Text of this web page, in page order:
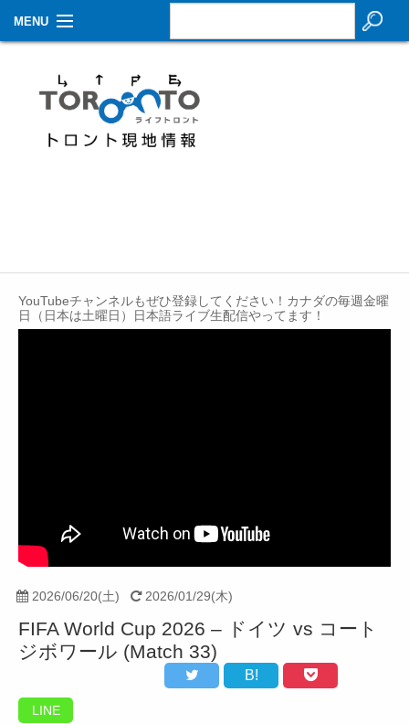
MENU
生活情報
その他
Contact
YouTubeチャンネルもぜひ登録してください！カナダの毎週金曜
日（日本は土曜日）日本語ライブ生配信やってます！
2026/06/20(土) 2026/01/29(木)
FIFA World Cup 2026 – ドイツ vs コート
ジボワール (Match 33)
B!
LINE